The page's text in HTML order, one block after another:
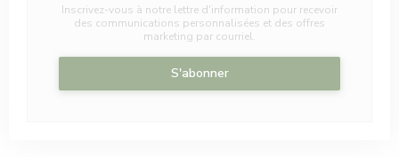
Inscrivez-vous à notre lettre d'information pour recevoir
des communications personnalisées et des offres
marketing par courriel.
S'abonner